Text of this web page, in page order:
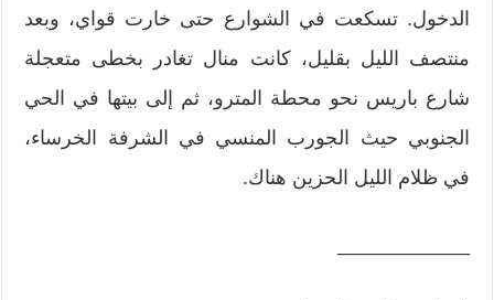
الدخول. تسكعت في الشوارع حتى خارت قواي، وبعد
منتصف الليل بقليل، كانت منال تغادر بخطى متعجلة
شارع باريس نحو محطة المترو، ثم إلى بيتها في الحي
الجنوبي حيث الجورب المنسي في الشرفة الخرساء،
في ظلام الليل الحزين هناك.